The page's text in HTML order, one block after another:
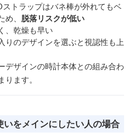
トラップはバネ棒が外れてもベ
、 脱落リスクが低い
、乾燥も早い
りのデザインを選ぶと視認性も上
デザインの時計本体との組み合わ
ます。
いをメインにしたい人の場合